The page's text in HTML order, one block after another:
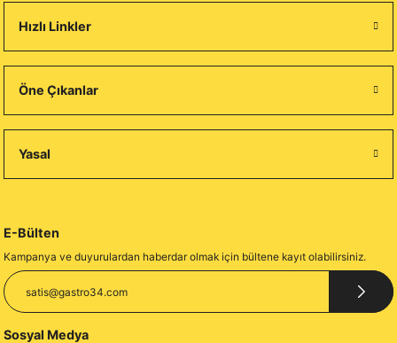
Hızlı Linkler
Öne Çıkanlar
Yasal
E-Bülten
Kampanya ve duyurulardan haberdar olmak için bültene kayıt olabilirsiniz.
Sosyal Medya